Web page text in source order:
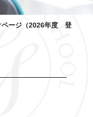
ページ（2026年度 登